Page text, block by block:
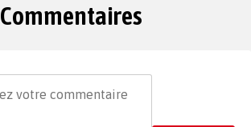
Commentaires